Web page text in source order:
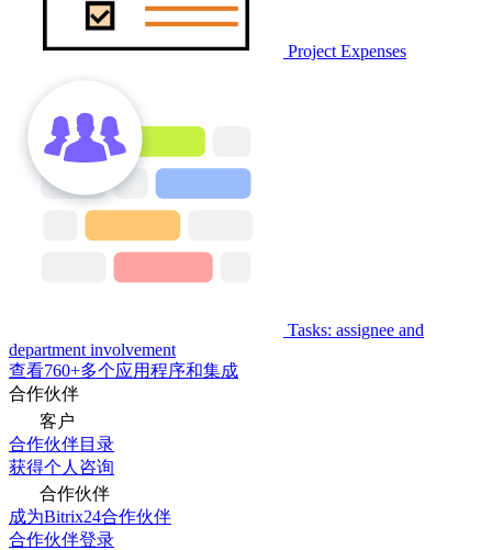
Project Expenses
Tasks: assignee and
department involvement
查看760+多个应用程序和集成
合作伙伴
客户
合作伙伴目录
获得个人咨询
合作伙伴
成为Bitrix24合作伙伴
合作伙伴登录